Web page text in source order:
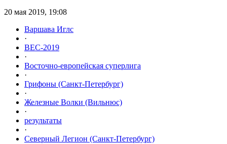
20 мая 2019, 19:08
Варшава Иглс
·
ВЕС-2019
·
Восточно-европейская суперлига
·
Грифоны (Санкт-Петербург)
·
Железные Волки (Вильнюс)
·
результаты
·
Северный Легион (Санкт-Петербург)